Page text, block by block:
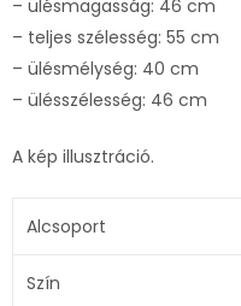
– ülésmagasság: 46 cm
– teljes szélesség: 55 cm
– ülésmélység: 40 cm
– ülésszélesség: 46 cm
A kép illusztráció.
Alcsoport
Szín